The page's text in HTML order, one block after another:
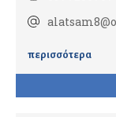
Ρομποτική
Υπογονιμότητα
περισσότερα